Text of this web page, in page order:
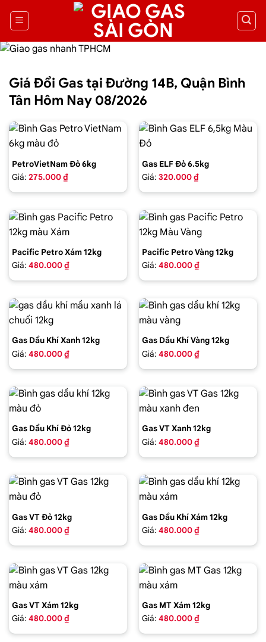
Giá Đổi Gas tại Đường 14B, Quận Bình
Tân Hôm Nay 08/2026
PetroVietNam Đỏ 6kg
Giá: 275.000 ₫
Gas ELF Đỏ 6.5kg
Giá: 320.000 ₫
Pacific Petro Xám 12kg
Giá: 480.000 ₫
Pacific Petro Vàng 12kg
Giá: 480.000 ₫
Gas Dầu Khí Xanh 12kg
Giá: 480.000 ₫
Gas Dầu Khí Vàng 12kg
Giá: 480.000 ₫
Gas Dầu Khí Đỏ 12kg
Giá: 480.000 ₫
Gas VT Xanh 12kg
Giá: 480.000 ₫
Gas VT Đỏ 12kg
Giá: 480.000 ₫
Gas Dầu Khí Xám 12kg
Giá: 480.000 ₫
Gas VT Xám 12kg
Giá: 480.000 ₫
Gas MT Xám 12kg
Giá: 480.000 ₫